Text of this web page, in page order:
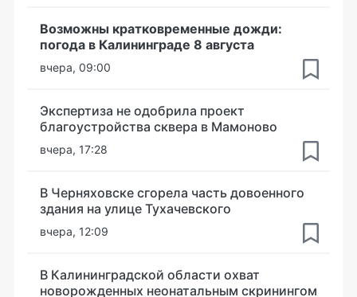
Возможны кратковременные дожди:
погода в Калининграде 8 августа
вчера, 09:00
Экспертиза не одобрила проект
благоустройства сквера в Мамоново
вчера, 17:28
В Черняховске сгорела часть довоенного
здания на улице Тухачевского
вчера, 12:09
В Калининградской области охват
новорожденных неонатальным скринингом